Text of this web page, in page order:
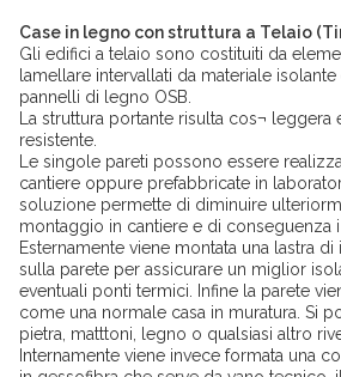
Case in legno con struttura a Telaio
Gli edifici a telaio sono costituiti da
lamellare intervallati da materiale
pannelli di legno OSB.
La struttura portante risulta cos¬
resistente.
Le singole pareti possono essere
cantiere oppure prefabbricate in
soluzione permette di diminuire
montaggio in cantiere e di conseguenza i
Esternamente viene montata una lastra
sulla parete per assicurare un miglior
eventuali ponti termici. Infine la parete
come una normale casa in muratura. Si
pietra, matttoni, legno o qualsiasi altro
Internamente viene invece formata una